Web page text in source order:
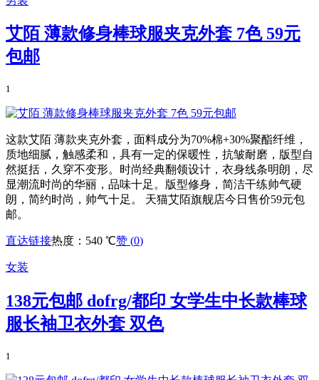
艾陌 薄款修身棒球服夹克外套 7色 59元
包邮
1
这款艾陌 薄款夹克外套，面料成分为70%棉+30%聚酯纤维，
质地细腻，触感柔和，具有一定的保暖性，抗皱耐磨，版型自
然挺括，久穿不变形。时尚经典翻领设计，衣身线条明朗，尽
显潮流时尚的华丽，品味十足。版型修身，简洁干练帅气硬
朗，简约时尚，帅气十足。 天猫艾陌旗舰店今日售价59元包
邮。
直达链接热度：540 ℃赞 (0)
女装
138元包邮 dofrg/都印 女学生中长款棒球
服长袖卫衣外套 双色
1